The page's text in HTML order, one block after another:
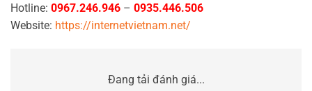
Hotline: 0967.246.946 – 0935.446.506
Website: https://internetvietnam.net/
Đang tải đánh giá...